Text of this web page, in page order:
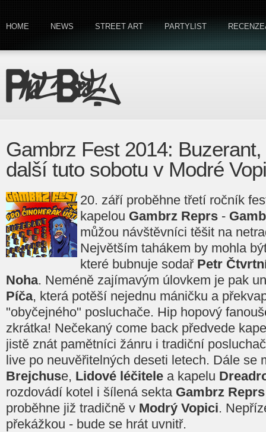
HOME NEWS STREET ART PARTYLIST
Gambrz Fest 2014:
další tuto sobotu v Modré
20. září proběhne třetí ročník
kapelou Gambrz Reprs -
můžou návštěvníci těšit na
Největším tahákem by mohla
které bubnuje sodař Petr
Noha. Neméně zajímavým úlovkem je pak
Píča, která potěší nejednu máničku a
"obyčejného" posluchače. Hip hopový
zkrátka! Nečekaný come back předvede
jistě znát pamětníci žánru i tradiční
live po neuvěřitelných deseti letech. Dále se
Brejchuse, Lidové léčitele a kapelu
rozdovádí kotel i šílená sekta Gambrz Reprs
proběhne již tradičně v Modrý Vopici.
překážkou - bude se hrát uvnitř.